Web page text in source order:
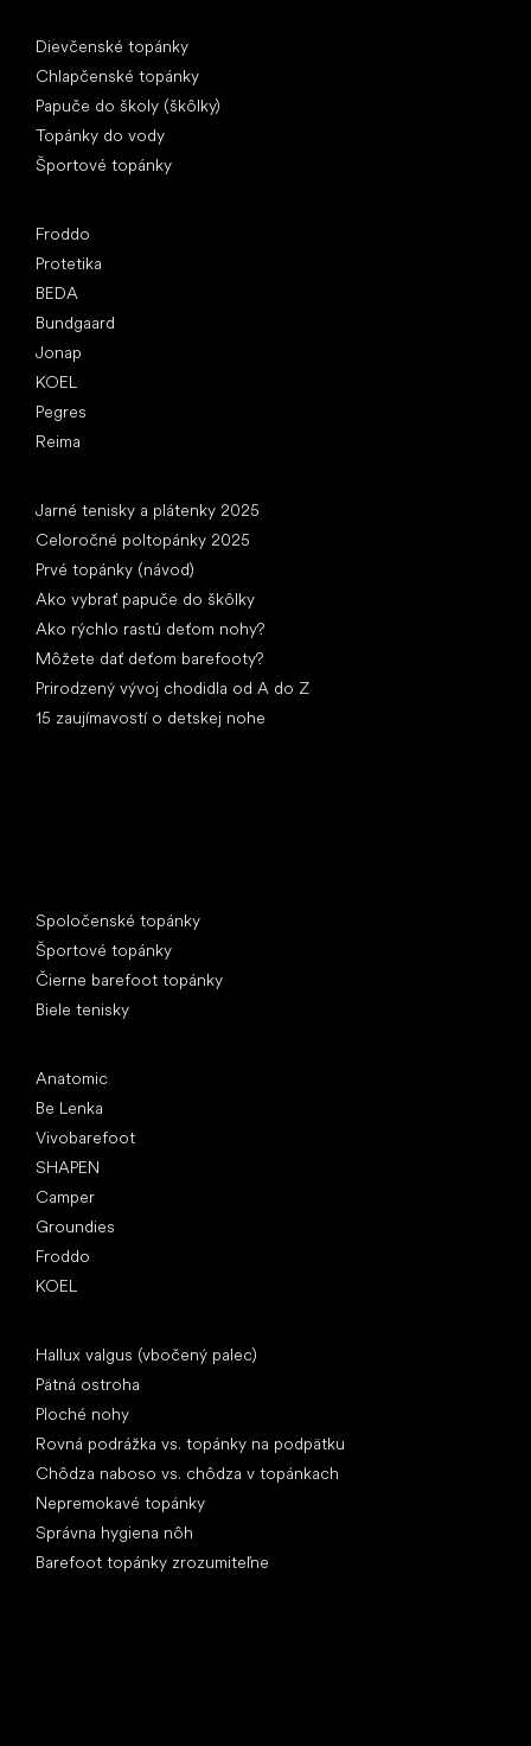
Dievčenské topánky
Chlapčenské topánky
Papuče do školy (škôlky)
Topánky do vody
Športové topánky
Froddo
Protetika
BEDA
Bundgaard
Jonap
KOEL
Pegres
Reima
Jarné tenisky a plátenky 2025
Celoročné poltopánky 2025
Prvé topánky (návod)
Ako vybrať papuče do škôlky
Ako rýchlo rastú deťom nohy?
Môžete dať deťom barefooty?
Prirodzený vývoj chodidla od A do Z
15 zaujímavostí o detskej nohe
Spoločenské topánky
Športové topánky
Čierne barefoot topánky
Biele tenisky
Anatomic
Be Lenka
Vivobarefoot
SHAPEN
Camper
Groundies
Froddo
KOEL
Hallux valgus (vbočený palec)
Pätná ostroha
Ploché nohy
Rovná podrážka vs. topánky na podpätku
Chôdza naboso vs. chôdza v topánkach
Nepremokavé topánky
Správna hygiena nôh
Barefoot topánky zrozumiteľne